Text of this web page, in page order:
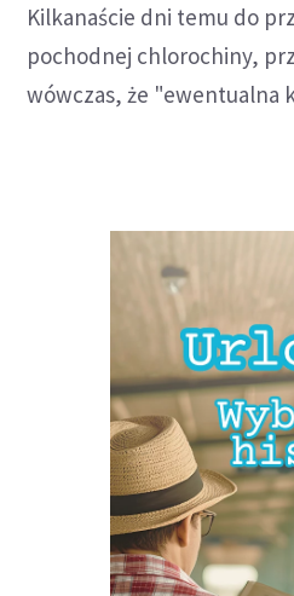
Kilkanaście dni temu do
pochodnej chlorochiny,
wówczas, że "ewentualna